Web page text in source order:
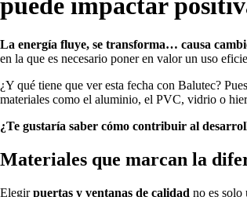
puede impactar
La energía fluye, se transforma… causa
en la que es necesario poner en valor un uso
¿Y qué tiene que ver esta fecha con Balutec?
materiales como el aluminio, el PVC, vidrio o
¿Te gustaría saber cómo contribuir al
Materiales que marcan la
Elegirpuertas y ventanas de calidad no es solo